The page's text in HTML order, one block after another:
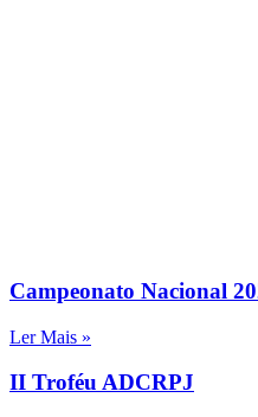
Campeonato Nacional
Ler Mais »
II Troféu ADCRPJ